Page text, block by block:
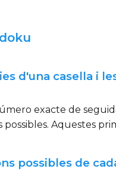
d'una casella i
exacte de
Aquestes
possibles de